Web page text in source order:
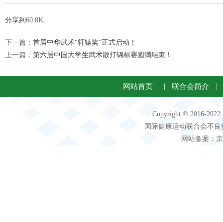
分享到 60.8K
下一篇： 首届中华武术“轩辕奖”正式启动！
上一篇： 第六届中国大学生武术散打锦标赛圆满结束！
网站首页 联合会简介
Copyright © 2016-
国际健康运动联合会不
网站备案：